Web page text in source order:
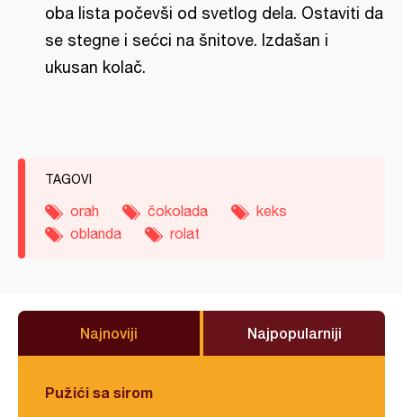
oba lista počevši od svetlog dela. Ostaviti da
se stegne i sećci na šnitove. Izdašan i
ukusan kolač.
TAGOVI
orah čokolada
keks
oblanda
rolat
Najnoviji Najpopularniji
Pužići sa sirom